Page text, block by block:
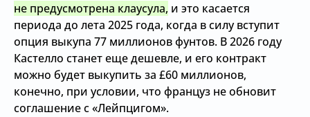
не предусмотрена клаусула, и это касается
периода до лета 2025 года, когда в силу вступит
опция выкупа 77 миллионов фунтов. В 2026 году
Кастелло станет еще дешевле, и его контракт
можно будет выкупить за £60 миллионов,
конечно, при условии, что француз не обновит
соглашение с «Лейпцигом».